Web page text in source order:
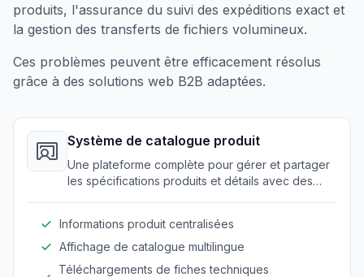
produits, l'assurance du suivi des expéditions exact et
la gestion des transferts de fichiers volumineux.
Ces problèmes peuvent être efficacement résolus
grâce à des solutions web B2B adaptées.
Système de catalogue produit
Une plateforme complète pour gérer et partager
les spécifications produits et détails avec des
Informations produit centralisées
Affichage de catalogue multilingue
Téléchargements de fiches techniques